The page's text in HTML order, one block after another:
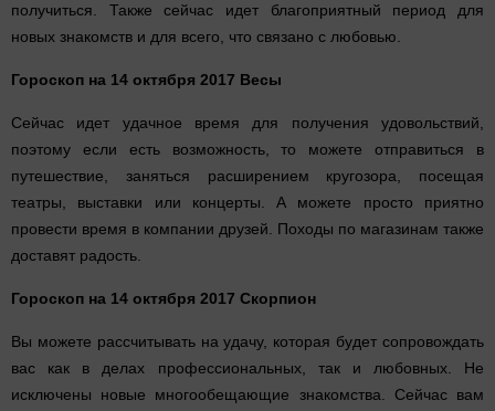
получиться. Также сейчас идет благоприятный период для
новых знакомств и для всего, что связано с любовью.
Гороскоп на 14 октября 2017 Весы
Сейчас идет удачное время для получения удовольствий,
поэтому если есть возможность, то можете отправиться в
путешествие, заняться расширением кругозора, посещая
театры, выставки или концерты. А можете просто приятно
провести время в компании друзей. Походы по магазинам также
доставят радость.
Гороскоп на 14 октября 2017 Скорпион
Вы можете рассчитывать на удачу, которая будет сопровождать
вас как в делах профессиональных, так и любовных. Не
исключены новые многообещающие знакомства. Сейчас вам